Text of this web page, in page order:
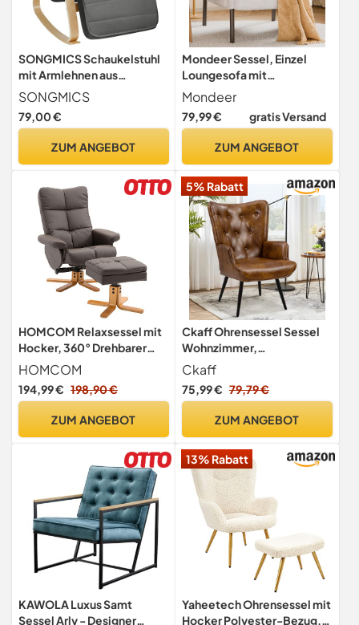
SONGMICS Schaukelstuhl
mit Armlehnen aus
Birkenholz, Schaukelsessel
SONGMICS
79,00 €
ZUM ANGEBOT
Mondeer Sessel, Einzel
Loungesofa mit
Seitentasche mit
Metallbeinen Gemütlicher
Kunstlammfell Stoff
Schlafzimmer
cm, Weiß
Mondeer
79,99 € gratis Versand
ZUM ANGEBOT
HOMCOM Relaxsessel mit
Hocker, 360° Drehbarer
Fernsehsessel Braun
HOMCOM
194,99 € 198,90 €
ZUM ANGEBOT
5% Rabatt
Ckaff Ohrensessel Sessel
Wohnzimmer,
Skandinavischer Stil
Relaxsessel PU-Kunstleder
mit Hoher Rückenlehne
fürs Wohnzimmer
Arbeitszimmer
Gästezimmer, Braun
Ckaff
75,99 € 79,79 €
ZUM ANGEBOT
KAWOLA Luxus Samt
Sessel Arly - Designer
13% Rabatt
Yaheetech Ohrensessel mit
Hocker Polyester-Bezug,